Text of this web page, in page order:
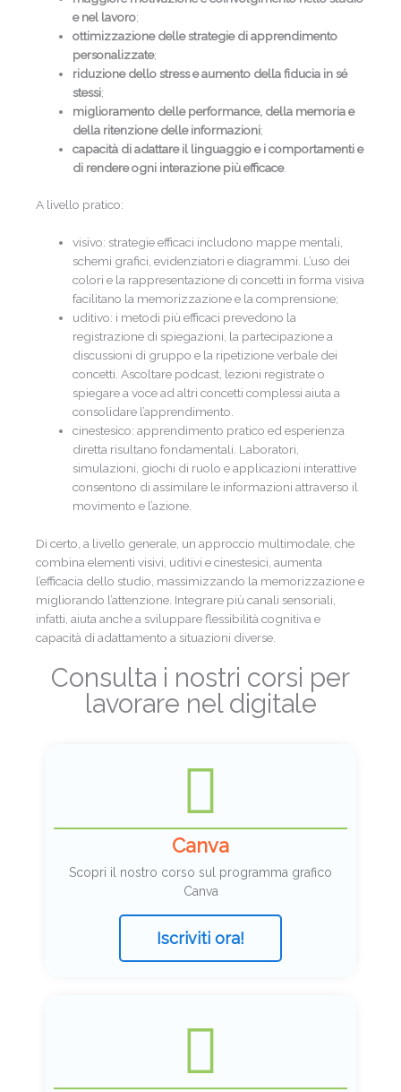
e nel lavoro;
ottimizzazione delle strategie di apprendimento
personalizzate;
riduzione dello stress e aumento della fiducia in sé
stessi;
miglioramento delle performance, della memoria e
della ritenzione delle informazioni;
capacità di adattare il linguaggio e i comportamenti e
di rendere ogni interazione più efficace.
A livello pratico:
visivo: strategie efficaci includono mappe mentali,
schemi grafici, evidenziatori e diagrammi. L’uso dei
colori e la rappresentazione di concetti in forma visiva
facilitano la memorizzazione e la comprensione;
uditivo: i metodi più efficaci prevedono la
registrazione di spiegazioni, la partecipazione a
discussioni di gruppo e la ripetizione verbale dei
concetti. Ascoltare podcast, lezioni registrate o
spiegare a voce ad altri concetti complessi aiuta a
consolidare l’apprendimento.
cinestesico: apprendimento pratico ed esperienza
diretta risultano fondamentali. Laboratori,
simulazioni, giochi di ruolo e applicazioni interattive
consentono di assimilare le informazioni attraverso il
movimento e l’azione.
Di certo, a livello generale, un approccio multimodale, che
combina elementi visivi, uditivi e cinestesici, aumenta
l’efficacia dello studio, massimizzando la memorizzazione e
migliorando l’attenzione. Integrare più canali sensoriali,
infatti, aiuta anche a sviluppare flessibilità cognitiva e
capacità di adattamento a situazioni diverse.
Consulta i nostri corsi per
lavorare nel digitale
Canva
Scopri il nostro corso sul programma grafico
Canva
Iscriviti ora!